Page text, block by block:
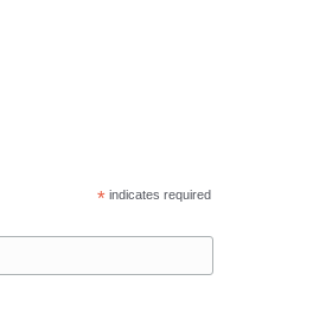
* indicates required